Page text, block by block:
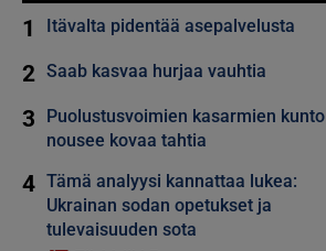
1 Itävalta pidentää asepalvelusta
2 Saab kasvaa hurjaa vauhtia
3
Puolustusvoimien kasarmien kunto
nousee kovaa tahtia
4 Tämä analyysi kannattaa lukea:
Ukrainan sodan opetukset ja
tulevaisuuden sota